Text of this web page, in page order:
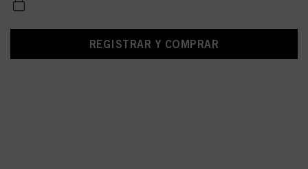
REGISTRAR Y COMPRAR